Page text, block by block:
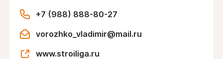
+7 (988) 888-80-27
vorozhko_vladimir@mail.ru
www.stroiliga.ru